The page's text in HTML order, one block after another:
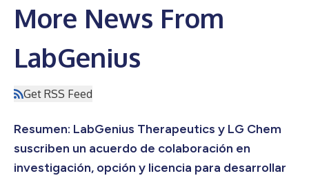
More News From
LabGenius
Get RSS Feed
Resumen: LabGenius Therapeutics y LG Chem
suscriben un acuerdo de colaboración en
investigación, opción y licencia para desarrollar